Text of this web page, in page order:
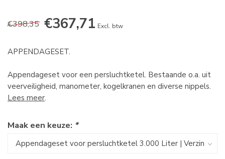
€398,35 €367,71 Excl. btw
APPENDAGESET.
Appendageset voor een persluchtketel. Bestaande o.a. uit
veerveiligheid, manometer, kogelkranen en diverse nippels.
Lees meer.
Maak een keuze: *